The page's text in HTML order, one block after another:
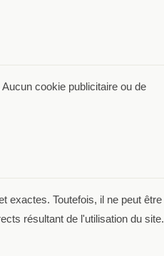
cookie publicitaire ou de
exactes. Toutefois, il ne peut être
résultant de l'utilisation du site.